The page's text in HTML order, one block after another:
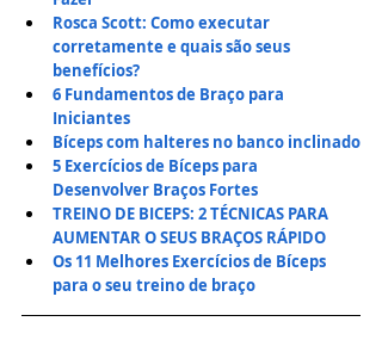
Rosca Scott: Como executar
corretamente e quais são seus
benefícios?
6 Fundamentos de Braço para
Iniciantes
Bíceps com halteres no banco inclinado
5 Exercícios de Bíceps para
Desenvolver Braços Fortes
TREINO DE BICEPS: 2 TÉCNICAS PARA
AUMENTAR O SEUS BRAÇOS RÁPIDO
Os 11 Melhores Exercícios de Bíceps
para o seu treino de braço